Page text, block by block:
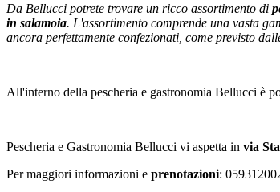
Da Bellucci potrete trovare un ricco assortimento di
in salamoia. L'assortimento comprende una vasta
ancora perfettamente confezionati, come previsto
All'interno della pescheria e gastronomia Bellucci è
Pescheria e Gastronomia Bellucci vi aspetta in via
Per maggiori informazioni e prenotazioni: